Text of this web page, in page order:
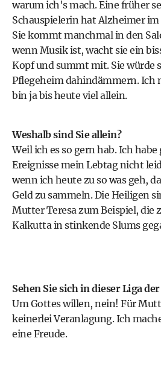
warum ich's mach. Eine früher
Schauspielerin hat Alzheimer
Sie kommt manchmal in den
wenn Musik ist, wacht sie ein
Kopf und summt mit. Sie würde
Pflegeheim dahindämmern. Ich
bin ja bis heute viel allein.
Weshalb sind Sie allein?
Weil ich es so gern hab. Ich
Ereignisse mein Lebtag nicht
wenn ich heute zu so was geh,
Geld zu sammeln. Die Heiligen
Mutter Teresa zum Beispiel, die
Kalkutta in stinkende Slums
Sehen Sie sich in dieser Liga
Um Gottes willen, nein! Für
keinerlei Veranlagung. Ich
eine Freude.